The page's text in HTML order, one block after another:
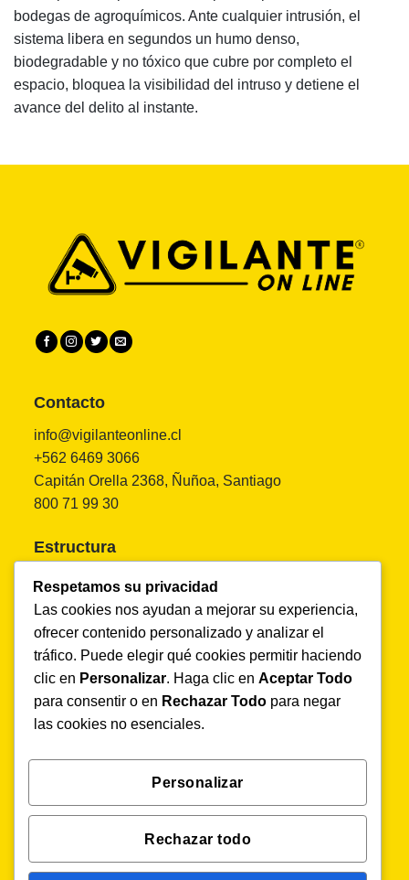
bodegas de agroquímicos. Ante cualquier intrusión, el
sistema libera en segundos un humo denso,
biodegradable y no tóxico que cubre por completo el
espacio, bloquea la visibilidad del intruso y detiene el
avance del delito al instante.
Contacto
info@vigilanteonline.cl
+562 6469 3066
Capitán Orella 2368, Ñuñoa, Santiago
800 71 99 30
Estructura
Inicio
Nosotros
Soluciones
Productos
Agenda una demo
Trabaja con nosotros
Demo sin costo
Televigilancia Agrícola especializada y eficiente.
Solicita tu DEMO aquí.
Solicita tu demo gratis
Respetamos su privacidad
Las cookies nos ayudan a mejorar su experiencia,
ofrecer contenido personalizado y analizar el
tráfico. Puede elegir qué cookies permitir haciendo
clic en Personalizar. Haga clic en Aceptar Todo
para consentir o en Rechazar Todo para negar
las cookies no esenciales.
Personalizar
Rechazar todo